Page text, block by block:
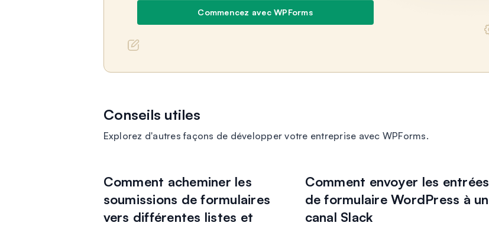
Commencez avec WPForms
Conseils utiles
Explorez d'autres façons de développer votre entreprise avec WPForms.
Comment acheminer les
soumissions de formulaires
vers différentes listes et
Comment envoyer les entrées
de formulaire WordPress à un
canal Slack